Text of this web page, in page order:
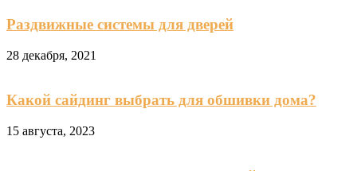
Раздвижные системы для дверей
28 декабря, 2021
Какой сайдинг выбрать для обшивки дома?
15 августа, 2023